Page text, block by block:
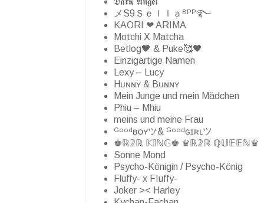
メS9Ｓｅｌｌａᴮᴾᴾ࿐
KAORI ❤ ARIMA
Motchi X Matcha
Betlog🖤 & Puke🥰🖤
Einzigartige Namen
Lexy – Lucy
Hᴜɴɴʏ & Bᴜɴɴʏ
Mein Junge und mein Mädchen
Phiu – Mhiu
meins und meine Frau
ᴳᵒᵒᵈʙᴏʏツ& ᴳᵒᵒᵈɢɪʀʟツ
♚ℝ𝟚ℝ 𝕂𝕀ℕ𝔾♚ ♛ℝ𝟚ℝ ℚ𝕌𝔼𝔼ℕ♛
Sonne Mond
Psycho-Königin / Psycho-König
Fluffy- x FIuffy-
Joker >< Harley